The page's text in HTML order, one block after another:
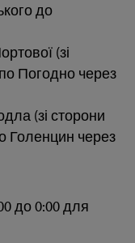
до
(зі
Погодно через
(зі сторони
Голенцин через
до 0:00 для